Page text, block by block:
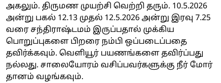
அகலும். திருமண முயற்சி வெற்றி தரும். 10.5.2026
அன்று பகல் 12.13 முதல் 12.5.2026 அன்று இரவு 7.25
வரை சந்திராஷ்டமம் இருப்பதால் முக்கிய
பொறுப்புகளை பிறரை நம்பி ஒப்படைப்பதை
தவிர்க்கவும். வெளியூர் பயணங்களை தவிர்ப்பது
நல்லது. சாலையோரம் வசிப்பவர்களுக்கு நீர் மோர்
தானம் வழங்கவும்.